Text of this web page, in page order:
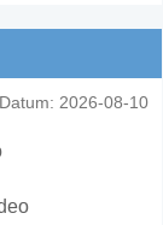
Datum: 2026-08-10